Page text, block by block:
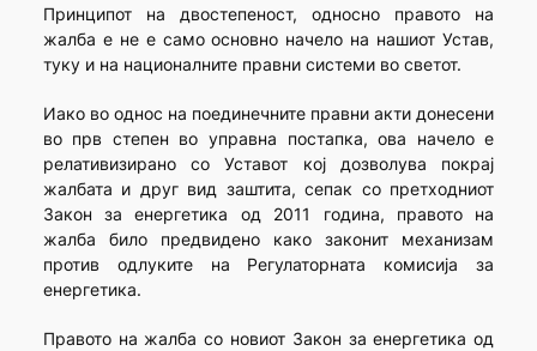
Принципот на двостепеност, односно правото на
жалба е не е само основно начело на нашиот Устав,
туку и на националните правни системи во светот.
Иако во однос на поединечните правни акти донесени
во прв степен во управна постапка, ова начело e
релативизирано со Уставот кој дозволува покрај
жалбата и друг вид заштита, сепак со претходниот
Закон за енергетика од 2011 година, правото на
жалба било предвидено како законит механизам
против одлуките на Регулаторната комисија за
енергетика.
Правото на жалба со новиот Закон за енергетика од